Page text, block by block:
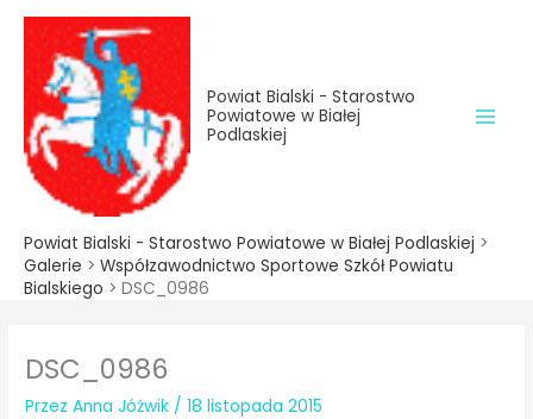
treści
Przejdź
treści
Powiat Bialski - Starostwo
Powiatowe w Białej
Podlaskiej
Powiat Bialski - Starostwo Powiatowe w Białej Podlaskiej >
Galerie > Współzawodnictwo Sportowe Szkół Powiatu
Bialskiego > DSC_0986
DSC_0986
PrzezAnna Jóźwik /18 listopada 2015